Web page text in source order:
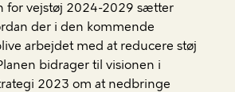
for vejstøj 2024-2029 sætter
der i den kommende
arbejdet med at reducere støj
bidrager til visionen i
2023 om at nedbringe